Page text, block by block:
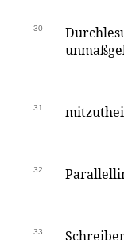
30
31
32
33